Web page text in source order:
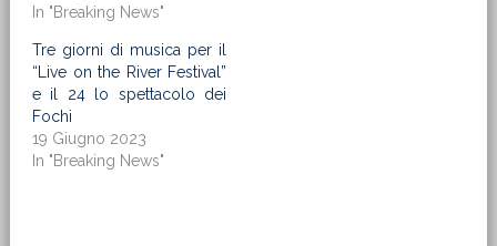
In "Breaking News"
Tre giorni di musica per il
“Live on the River Festival”
e il 24 lo spettacolo dei
Fochi
19 Giugno 2023
In "Breaking News"